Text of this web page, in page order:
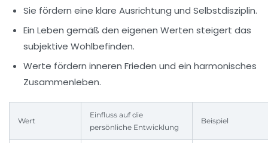
Sie fördern eine klare Ausrichtung und Selbstdisziplin.
Ein Leben gemäß den eigenen Werten steigert das
subjektive Wohlbefinden.
Werte fördern inneren Frieden und ein harmonisches
Zusammenleben.
Wert
Einfluss auf die
persönliche Entwicklung
Beispiel